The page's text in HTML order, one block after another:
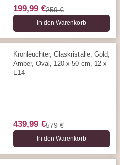
199,99 €259 €
In den Warenkorb
Kronleuchter, Glaskristalle, Gold,
Amber, Oval, 120 x 50 cm, 12 x
E14
439,99 €579 €
In den Warenkorb